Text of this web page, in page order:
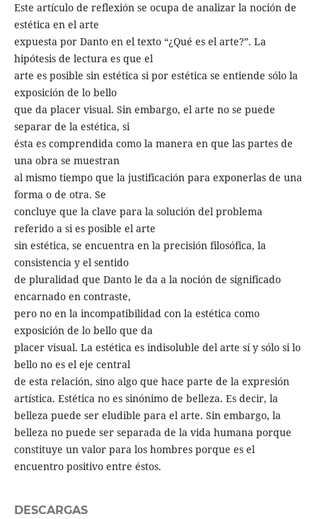
Este artículo de reflexión se ocupa de analizar la noción de
estética en el arte
expuesta por Danto en el texto “¿Qué es el arte?”. La
hipótesis de lectura es que el
arte es posible sin estética si por estética se entiende sólo la
exposición de lo bello
que da placer visual. Sin embargo, el arte no se puede
separar de la estética, si
ésta es comprendida como la manera en que las partes de
una obra se muestran
al mismo tiempo que la justificación para exponerlas de una
forma o de otra. Se
concluye que la clave para la solución del problema
referido a si es posible el arte
sin estética, se encuentra en la precisión filosófica, la
consistencia y el sentido
de pluralidad que Danto le da a la noción de significado
encarnado en contraste,
pero no en la incompatibilidad con la estética como
exposición de lo bello que da
placer visual. La estética es indisoluble del arte sí y sólo si lo
bello no es el eje central
de esta relación, sino algo que hace parte de la expresión
artística. Estética no es sinónimo de belleza. Es decir, la
belleza puede ser eludible para el arte. Sin embargo, la
belleza no puede ser separada de la vida humana porque
constituye un valor para los hombres porque es el
encuentro positivo entre éstos.
DESCARGAS